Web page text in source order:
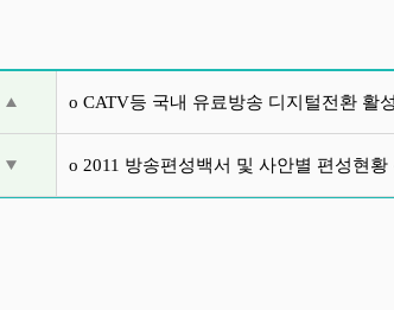
o CATV등 국내 유료방송 디지털전환 활
o 2011 방송편성백서 및 사안별 편성현황